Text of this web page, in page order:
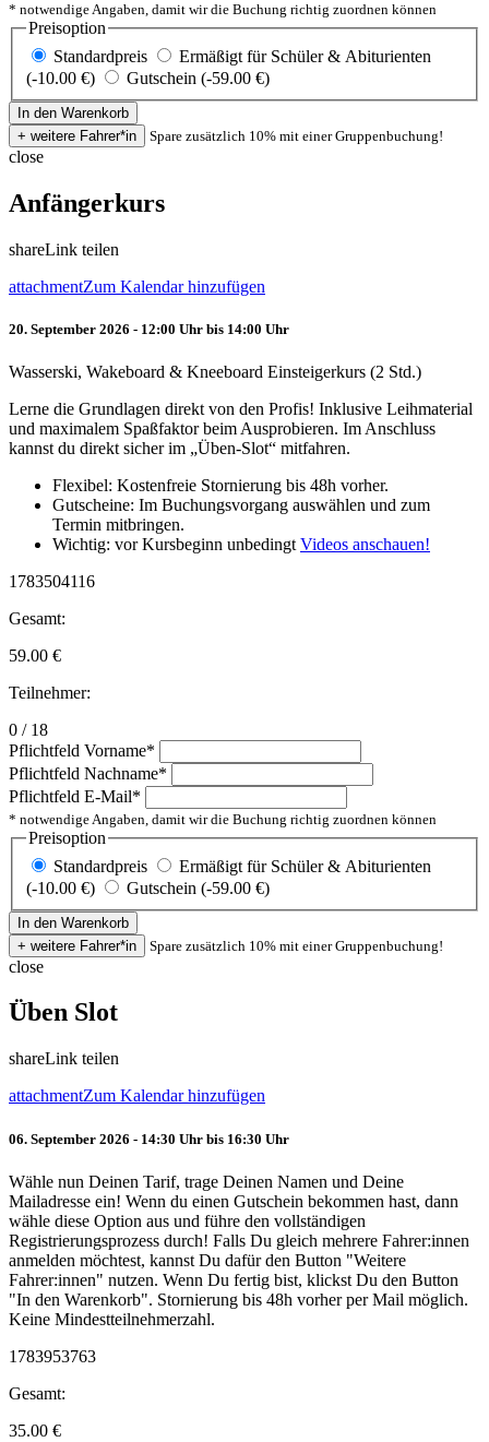
* notwendige Angaben, damit wir die Buchung richtig zuordnen können
Preisoption
Standardpreis
Ermäßigt für Schüler & Abiturienten
(-10.00 €)
Gutschein (-59.00 €)
Spare zusätzlich 10% mit einer Gruppenbuchung!
close
Anfängerkurs
shareLink teilen
attachmentZum Kalendar hinzufügen
20. September 2026 - 12:00 Uhr bis 14:00 Uhr
Wasserski, Wakeboard & Kneeboard Einsteigerkurs (2 Std.)
Lerne die Grundlagen direkt von den Profis! Inklusive Leihmaterial
und maximalem Spaßfaktor beim Ausprobieren. Im Anschluss
kannst du direkt sicher im „Üben-Slot“ mitfahren.
Flexibel: Kostenfreie Stornierung bis 48h vorher.
Gutscheine: Im Buchungsvorgang auswählen und zum
Termin mitbringen.
Wichtig: vor Kursbeginn unbedingt Videos anschauen!
1783504116
Gesamt:
59.00 €
Teilnehmer:
0 / 18
Pflichtfeld Vorname*
Pflichtfeld Nachname*
Pflichtfeld E-Mail*
* notwendige Angaben, damit wir die Buchung richtig zuordnen können
Preisoption
Standardpreis
Ermäßigt für Schüler & Abiturienten
(-10.00 €)
Gutschein (-59.00 €)
Spare zusätzlich 10% mit einer Gruppenbuchung!
close
Üben Slot
shareLink teilen
attachmentZum Kalendar hinzufügen
06. September 2026 - 14:30 Uhr bis 16:30 Uhr
Wähle nun Deinen Tarif, trage Deinen Namen und Deine
Mailadresse ein! Wenn du einen Gutschein bekommen hast, dann
wähle diese Option aus und führe den vollständigen
Registrierungsprozess durch! Falls Du gleich mehrere Fahrer:innen
anmelden möchtest, kannst Du dafür den Button "Weitere
Fahrer:innen" nutzen. Wenn Du fertig bist, klickst Du den Button
"In den Warenkorb". Stornierung bis 48h vorher per Mail möglich.
Keine Mindestteilnehmerzahl.
1783953763
Gesamt:
35.00 €